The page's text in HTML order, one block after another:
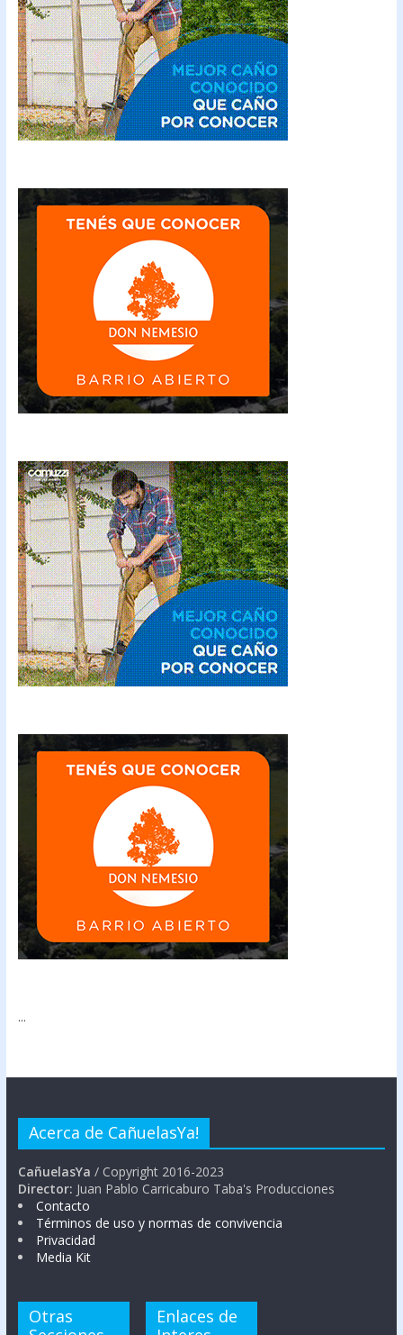
...
Acerca de CañuelasYa!
CañuelasYa / Copyright 2016-2023
Director: Juan Pablo Carricaburo Taba's Producciones
Contacto
Términos de uso y normas de convivencia
Privacidad
Media Kit
Otras
Enlaces de